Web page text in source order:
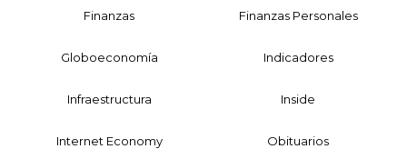
Finanzas Finanzas Personales
Globoeconomía Indicadores
Infraestructura Inside
Internet Economy Obituarios